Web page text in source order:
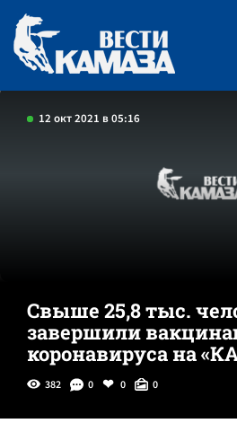
12 окт 2021 в 05:16
Свыше 25,8 тыс.
завершили
коронавируса на
382 0 0 0